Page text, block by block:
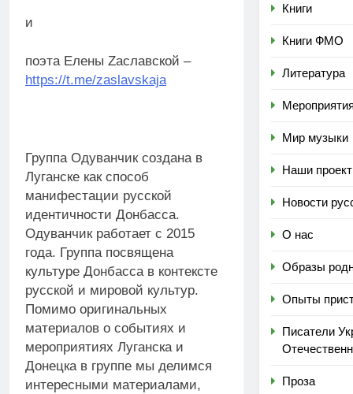
и
поэта Елены Zаславской –
https://t.me/zaslavskaja
Группа Одуванчик создана в
Луганске как способ
манифестации русской
идентичности Донбасса.
Одуванчик работает с 2015
года. Группа посвящена
культуре Донбасса в контексте
русской и мировой культур.
Помимо оригинальных
материалов о событиях и
мероприятиях Луганска и
Донецка в группе мы делимся
интересными материалами,
Книги
Книги ФМО
Литература
Мир музыки
Наши
Новости
О нас
Образы
Опыты
Писатели
Проза